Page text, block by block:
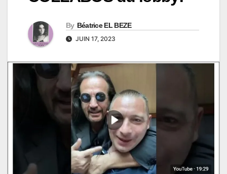
By Béatrice EL BEZE
JUIN 17, 2023